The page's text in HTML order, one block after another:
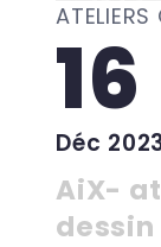
ATELIERS
16
Déc
AiX-